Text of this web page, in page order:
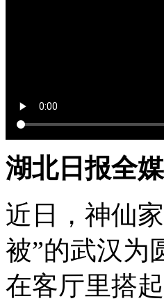
湖北日报全
近日，神仙
被”的武汉为
在客厅里搭